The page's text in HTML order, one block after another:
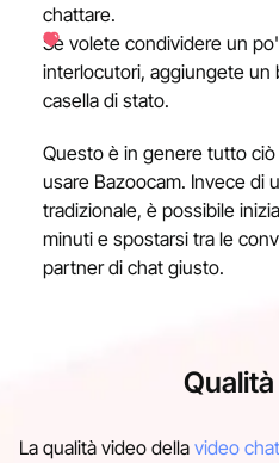
chattare.
Se volete condividere un
interlocutori, aggiungete un
casella di stato.
Questo è in genere tutto
usare Bazoocam. Invece di
tradizionale, è possibile
minuti e spostarsi tra le
partner di chat giusto.
La qualità video della video